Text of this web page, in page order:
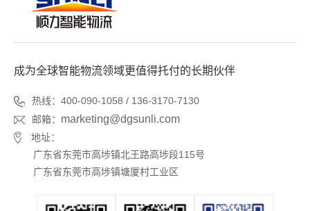
成为全球智能物流领域更值得托付的长期伙伴
热线：400-090-1058 / 136-3170-7130
邮箱： marketing@dgsunli.com
地址：
广东省东莞市高埗镇北王路高埗段115号
广东省东莞市高埗镇塘厦村工业区